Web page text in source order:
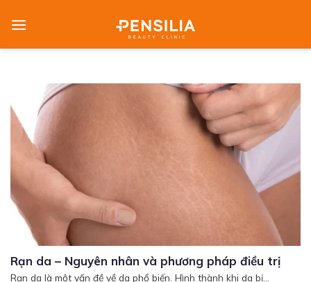
Rạn da – Nguyên nhân và phương pháp điều trị
Rạn da là một vấn đề về da phổ biến. Hình thành khi da bị...